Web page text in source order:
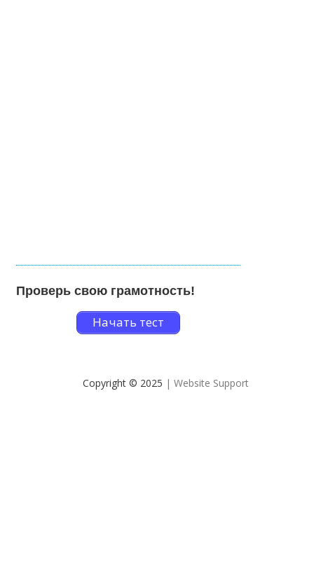
Проверь свою грамотность!
Начать тест
Copyright © 2025 | Website Support